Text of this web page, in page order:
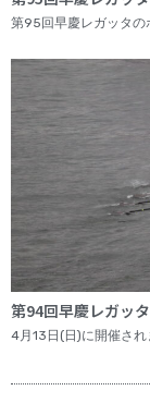
第95回早慶レガッタの
第94回早慶レガッ
4月13日(日)に開催さ